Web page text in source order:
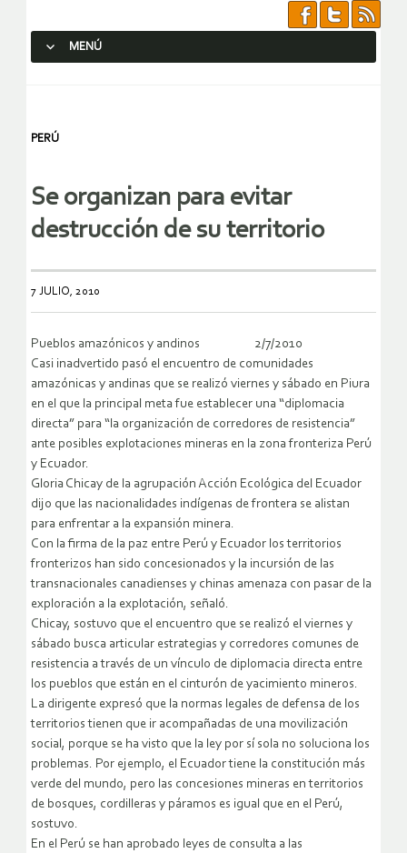
MENÚ
PERÚ
Se organizan para evitar
destrucción de su territorio
7 JULIO, 2010
Pueblos amazónicos y andinos 2/7/2010
Casi inadvertido pasó el encuentro de comunidades
amazónicas y andinas que se realizó viernes y sábado en Piura
en el que la principal meta fue establecer una “diplomacia
directa” para “la organización de corredores de resistencia”
ante posibles explotaciones mineras en la zona fronteriza Perú
y Ecuador.
Gloria Chicay de la agrupación Acción Ecológica del Ecuador
dijo que las nacionalidades indígenas de frontera se alistan
para enfrentar a la expansión minera.
Con la firma de la paz entre Perú y Ecuador los territorios
fronterizos han sido concesionados y la incursión de las
transnacionales canadienses y chinas amenaza con pasar de la
exploración a la explotación, señaló.
Chicay, sostuvo que el encuentro que se realizó el viernes y
sábado busca articular estrategias y corredores comunes de
resistencia a través de un vínculo de diplomacia directa entre
los pueblos que están en el cinturón de yacimiento mineros.
La dirigente expresó que la normas legales de defensa de los
territorios tienen que ir acompañadas de una movilización
social, porque se ha visto que la ley por sí sola no soluciona los
problemas. Por ejemplo, el Ecuador tiene la constitución más
verde del mundo, pero las concesiones mineras en territorios
de bosques, cordilleras y páramos es igual que en el Perú,
sostuvo.
En el Perú se han aprobado leyes de consulta a las